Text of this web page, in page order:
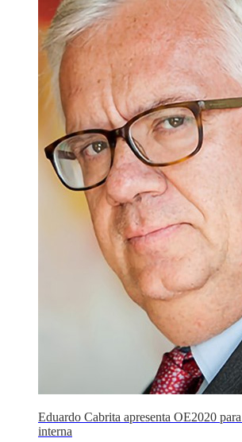
Eduardo Cabrita apresenta OE2020
interna